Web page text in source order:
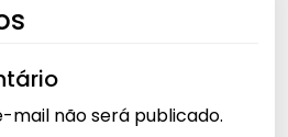
mail não será publicado.